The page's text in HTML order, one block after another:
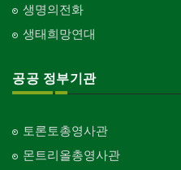
생명의전화
생태희망연대
공공 정부기관
토론토총영사관
몬트리올총영사관